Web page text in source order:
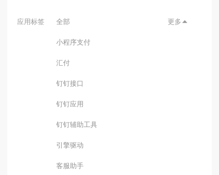
应用标签 全部
小程序支付
汇付
钉钉接口
钉钉应用
钉钉辅助工具
引擎驱动
客服助手
更多 